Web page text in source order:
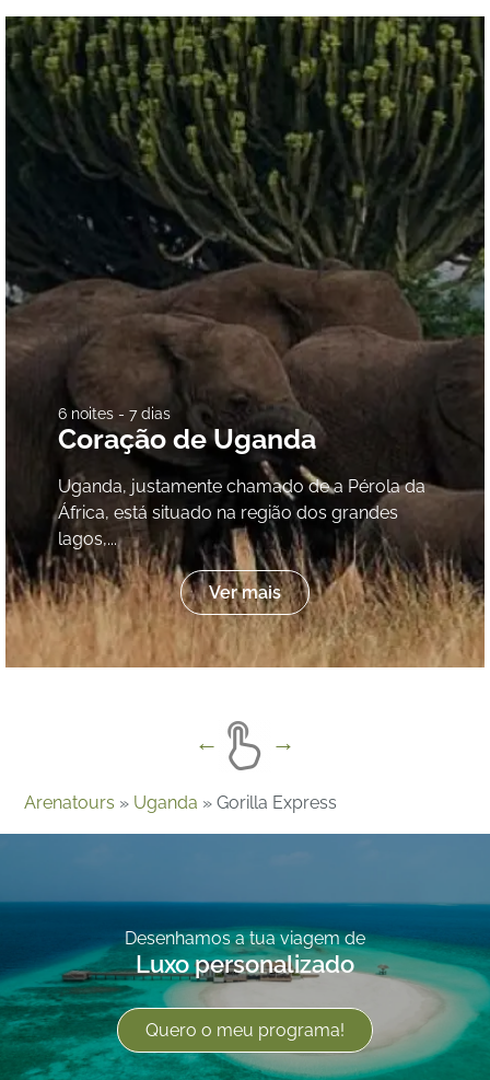
6 noites - 7 dias
Coração de Uganda
Uganda, justamente chamado de a Pérola da
África, está situado na região dos grandes
lagos,...
Ver mais
Arenatours » Uganda »Gorilla Express
Desenhamos a tua viagem de
Luxo personalizado
Quero o meu programa!